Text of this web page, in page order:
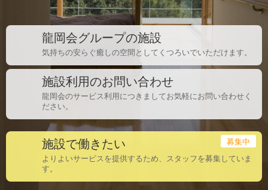
龍岡会グループの施設
気持ちの安らぐ癒しの空間としてくつろいでいただけます。
施設利用のお問い合わせ
龍岡会のサービス利用につきましてお気軽にお問い合わせく
ださい。
施設で働きたい
よりよいサービスを提供するため、スタッフを募集していま
す。